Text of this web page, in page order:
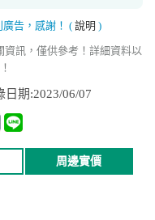
告，感謝！ ( 說明 )
訊，僅供參考！詳細資料以
日期:2023/06/07
周邊實價